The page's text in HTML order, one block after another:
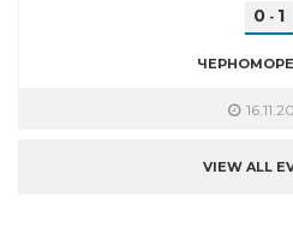
0 - 1
VIEW ALL